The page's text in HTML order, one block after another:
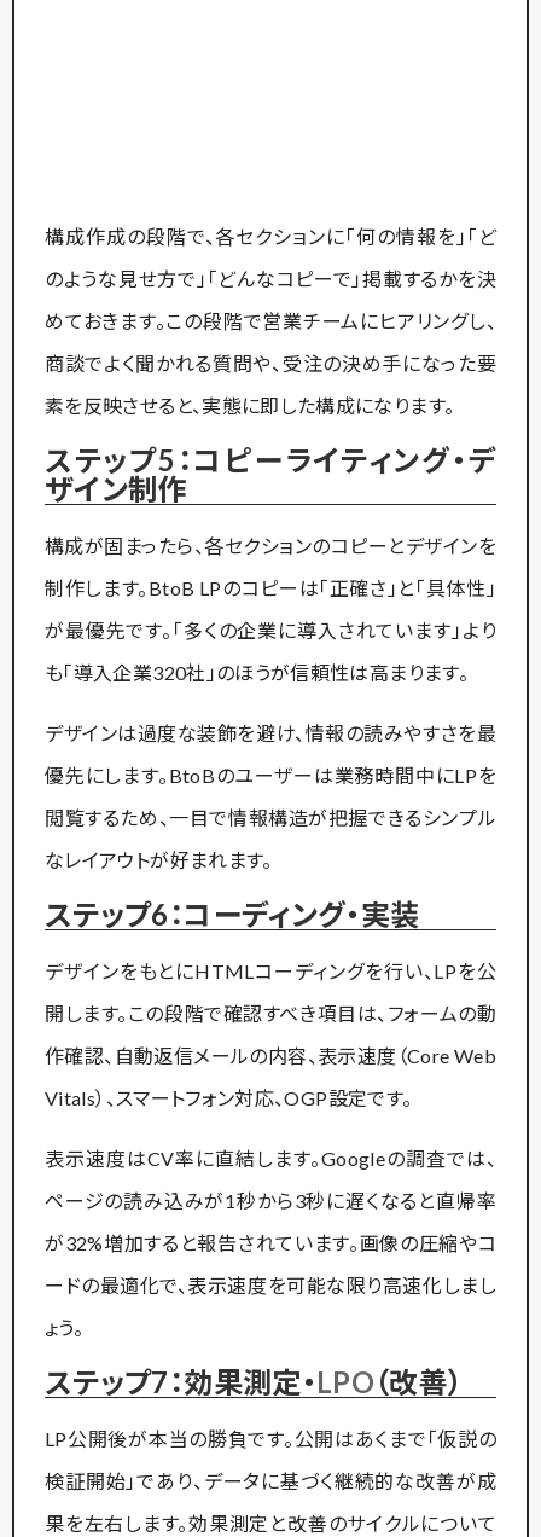
構成作成の段階で、各セクションに「何の情報を」「ど
のような見せ方で」「どんなコピーで」掲載するかを決
めておきます。この段階で営業チームにヒアリングし、
商談でよく聞かれる質問や、受注の決め手になった要
素を反映させると、実態に即した構成になります。
ステップ5：コピーライティング・デ
ザイン制作
構成が固まったら、各セクションのコピーとデザインを
制作します。BtoB LPのコピーは「正確さ」と「具体性」
が最優先です。「多くの企業に導入されています」より
も「導入企業320社」のほうが信頼性は高まります。
デザインは過度な装飾を避け、情報の読みやすさを最
優先にします。BtoBのユーザーは業務時間中にLPを
閲覧するため、一目で情報構造が把握できるシンプル
なレイアウトが好まれます。
ステップ6：コーディング・実装
デザインをもとにHTMLコーディングを行い、LPを公
開します。この段階で確認すべき項目は、フォームの動
作確認、自動返信メールの内容、表示速度（Core Web
Vitals）、スマートフォン対応、OGP設定です。
表示速度はCV率に直結します。Googleの調査では、
ページの読み込みが1秒から3秒に遅くなると直帰率
が32%増加すると報告されています。画像の圧縮やコ
ードの最適化で、表示速度を可能な限り高速化しまし
ょう。
ステップ7：効果測定・LPO （改善）
LP公開後が本当の勝負です。公開はあくまで「仮説の
検証開始」であり、データに基づく継続的な改善が成
果を左右します。効果測定と改善のサイクルについて